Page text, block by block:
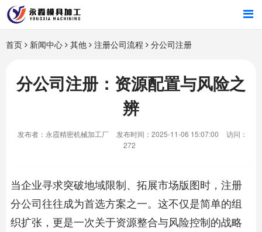
首页
产品中心
关于我们
首页 新闻中心 其他 注册公司流程 分公司注册
分公司注册：资源配置与风险之
辨
发布者：永霞精密机械加工厂 发布时间：2025-11-06 15:07:00
访问：
272
当企业寻求突破地域限制、拓展市场版图时，注册
分公司往往成为首选方案之一。这不仅是简单的组
织扩张，更是一次关于资源整合与风险控制的战略